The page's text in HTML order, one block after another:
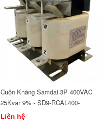
Cuộn Kháng Samdai 3P 400VAC
25Kvar 9% - SD9-RCAL400-
440/25
Liên hệ